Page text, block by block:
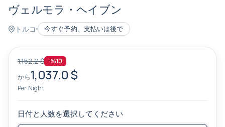
ヴェルモラ・ヘイブン
トルコ 今すぐ予約、支払いは後で
1,152.2 $ -%10
から1,037.0 $
Per Night
日付と人数を選択してください